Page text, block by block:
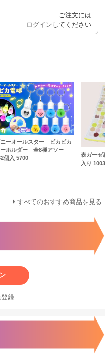
ご注文には
ログイン してください
ーオールスター ピカピカ
ーホルダー 全8種アソー
個入 5700
表ガー
入り
すべてのおすすめ商品を見る
録